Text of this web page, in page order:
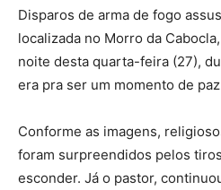
Disparos de arma de fogo
localizada no Morro da
noite desta quarta-feira (27),
era pra ser um momento de
Conforme as imagens,
foram surpreendidos pelos
esconder. Já o pastor,